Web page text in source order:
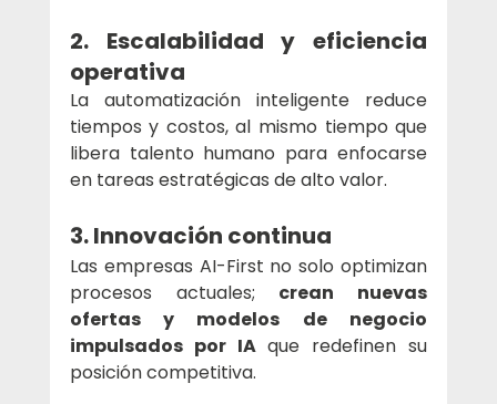
2. Escalabilidad y eficiencia
operativa
La automatización inteligente reduce
tiempos y costos, al mismo tiempo que
libera talento humano para enfocarse
en tareas estratégicas de alto valor.
3. Innovación continua
Las empresas AI-First no solo optimizan
procesos actuales; crean nuevas
ofertas y modelos de negocio
impulsados por IA que redefinen su
posición competitiva.